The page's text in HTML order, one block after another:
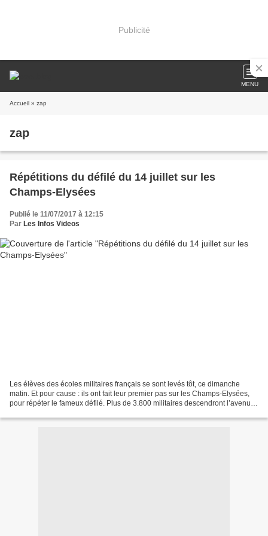
Publicité
MENU
Accueil » zap
zap
Répétitions du défilé du 14 juillet sur les
Champs-Elysées
Publié le 11/07/2017 à 12:15
Par Les Infos Videos
Les élèves des écoles militaires français se sont levés tôt, ce dimanche
matin. Et pour cause : ils ont fait leur premier pas sur les Champs-Elysées,
pour répéter le fameux défilé. Plus de 3.800 militaires descendront l’avenue,